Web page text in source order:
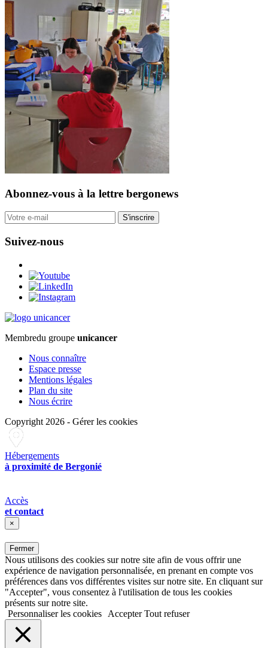
Abonnez-vous à la lettre bergonews
S'inscrire
Suivez-nous
Membredu groupe unicancer
Nous connaître
Espace presse
Mentions légales
Plan du site
Nous écrire
Copyright 2026 - Gérer les cookies
Hébergements
à proximité de Bergonié
Accès
et contact
×
Fermer
Nous utilisons des cookies sur notre site afin de vous offrir une
expérience de navigation personnalisée, en prenant en compte vos
préférences dans vos différentes visites sur notre site. En cliquant sur
"Accepter", vous consentez à l'utilisation de tous les cookies
présents sur notre site.
Personnaliser les cookies
Accepter Tout refuser